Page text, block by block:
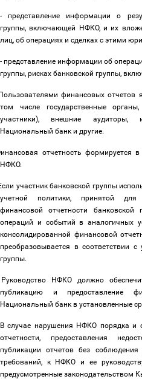
- представление информации о
группы, включающей НФКО, и их
лиц, об операциях и сделках с этими
- представление информации об
группы, рисках банковской группы,
финансовых отчетов
том числе государственные
участники), внешние аудиторы,
Национальный банк и другие.
отчетность формируется
НФКО.
участник банковской группы
учетной политики, принятой для
финансовой отчетности
операций и событий в аналогичных
консолидированной финансовой
преобразовывается
в соответствии с
группы.
Руководство НФКО должно
публикацию и предоставление
Национальный банк в установленные
В случае нарушения НФКО порядка и
отчетности, предоставления
публикации отчетов без соблюдения
требований, к НФКО и ее
предусмотренные законодательством